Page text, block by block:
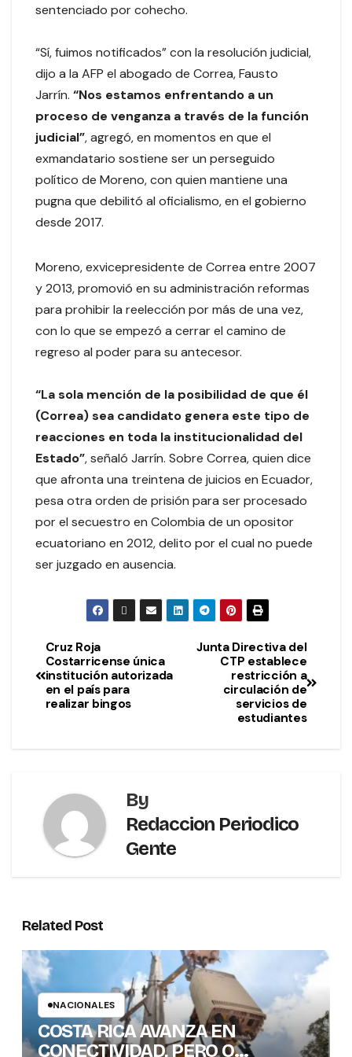
sentenciado por cohecho.
“Sí, fuimos notificados” con la resolución judicial,
dijo a la AFP el abogado de Correa, Fausto
Jarrín. “Nos estamos enfrentando a un
proceso de venganza a través de la función
judicial”, agregó, en momentos en que el
exmandatario sostiene ser un perseguido
político de Moreno, con quien mantiene una
pugna que debilitó al oficialismo, en el gobierno
desde 2017.
Moreno, exvicepresidente de Correa entre 2007
y 2013, promovió en su administración reformas
para prohibir la reelección por más de una vez,
con lo que se empezó a cerrar el camino de
regreso al poder para su antecesor.
“La sola mención de la posibilidad de que él
(Correa) sea candidato genera este tipo de
reacciones en toda la institucionalidad del
Estado”, señaló Jarrín. Sobre Correa, quien dice
que afronta una treintena de juicios en Ecuador,
pesa otra orden de prisión para ser procesado
por el secuestro en Colombia de un opositor
ecuatoriano en 2012, delito por el cual no puede
ser juzgado en ausencia.
Junta Directiva del
CTP establece
restricción a
circulación de
servicios de
estudiantes
Cruz Roja
Costarricense única
institución autorizada
en el país para
realizar bingos
By
Redaccion Periodico
Gente
Related Post
NACIONALES
COSTA RICA AVANZA EN
CONECTIVIDAD, PERO O